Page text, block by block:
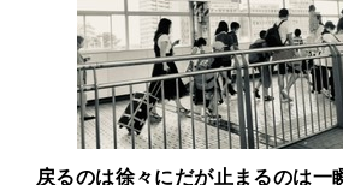
戻るのは徐々にだが止まるのは一